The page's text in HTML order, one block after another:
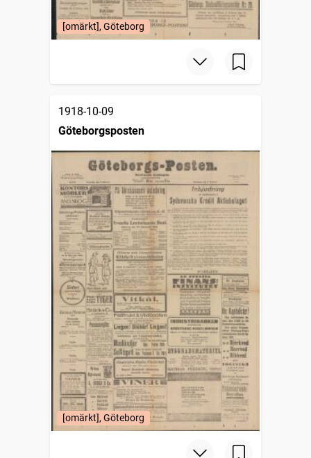
[omärkt], Göteborg
1918-10-09
Göteborgsposten
[omärkt], Göteborg